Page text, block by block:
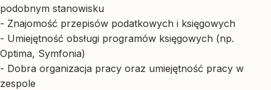
podobnym stanowisku
- Znajomość przepisów podatkowych i księgowych
- Umiejętność obsługi programów księgowych (np.
Optima, Symfonia)
- Dobra organizacja pracy oraz umiejętność pracy w
zespole